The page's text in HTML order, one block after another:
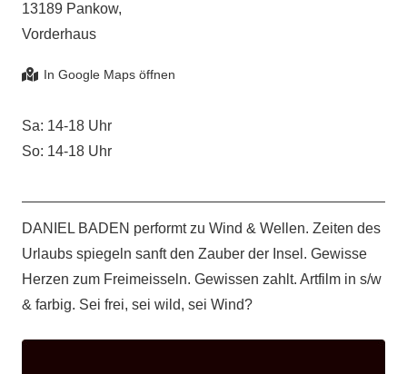
13189 Pankow,
Vorderhaus
Sa: 14-18 Uhr
So: 14-18 Uhr
DANIEL BADEN performt zu Wind & Wellen. Zeiten des
Urlaubs spiegeln sanft den Zauber der Insel. Gewisse
Herzen zum Freimeisseln. Gewissen zahlt. Artfilm in s/w
& farbig. Sei frei, sei wild, sei Wind?